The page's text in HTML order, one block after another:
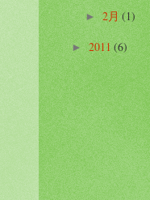
►2月(1)
►2011(6)